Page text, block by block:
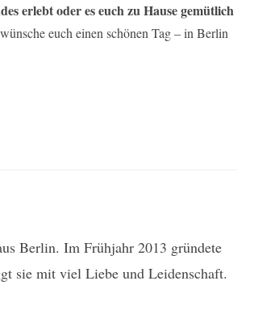
erlebt oder es euch zu Hause gemütlich
euch einen schönen Tag – in Berlin
Berlin. Im Frühjahr 2013 gründete
sie mit viel Liebe und Leidenschaft.